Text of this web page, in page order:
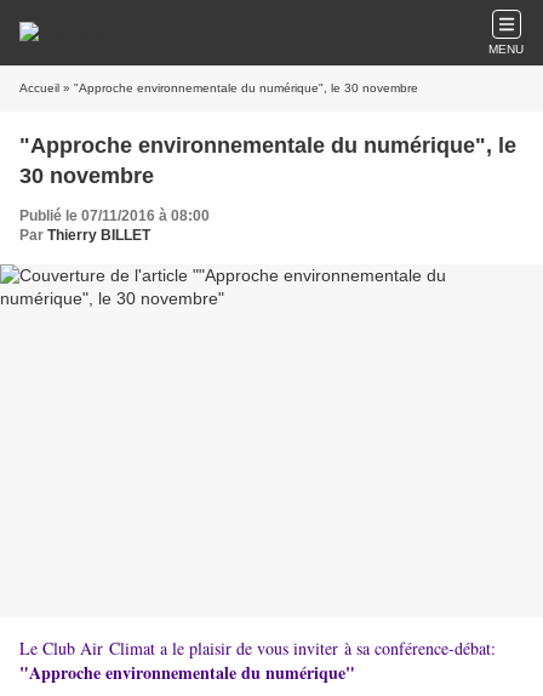
MENU
Accueil » "Approche environnementale du numérique", le 30 novembre
"Approche environnementale du numérique", le
30 novembre
Publié le 07/11/2016 à 08:00
Par Thierry BILLET
Le Club Air Climat a le plaisir de vous inviter à sa conférence-débat:
"Approche environnementale du numérique"